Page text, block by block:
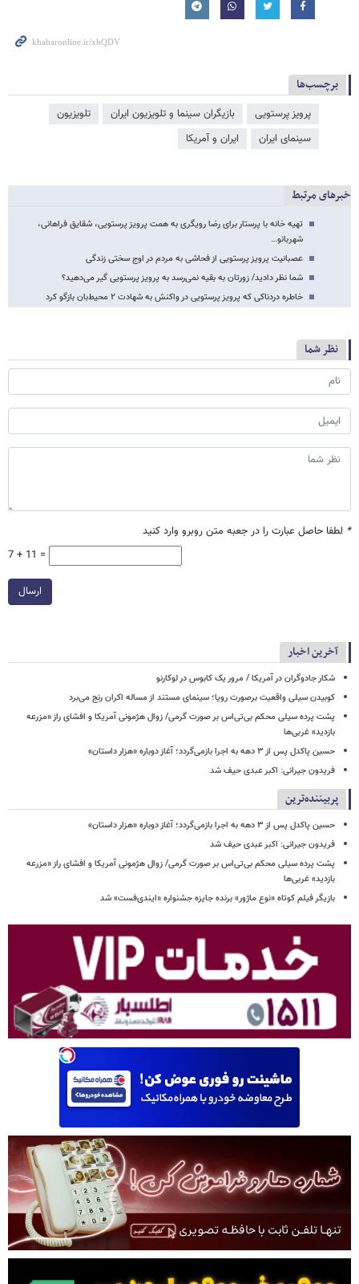
برچسب‌ها
پرویز پرستویی بازیگران سینما و تلویزیون ایران
تلویزیون
سینمای ایران
ایران و آمریکا
خبرهای مرتبط
تهیه خانه با پرستار برای رضا رویگری به همت پرویز پرستویی، شقایق فراهانی،
شهربانو…
عصبانیت پرویز پرستویی از فحاشی به مردم در اوج سختی زندگی
شما نظر دادید/ زورتان به بقیه نمی‌رسد به پرویز پرستویی گیر می‌دهید؟
خاطره دردناکی که پرویز پرستویی در واکنش به شهادت ۲ محیط‌بان بازگو کرد
نظر شما
* لطفا حاصل عبارت را در جعبه متن روبرو وارد کنید
7 + 11 =
ارسال
آخرین اخبار
شکار جادوگران در آمریکا / مرور یک کابوس در لوکارنو
کوبیدن سیلی واقعیت برصورت رویا؛ سینمای مستند از مساله اکران رنج می‌برد
پشت پرده سیلی محکم بی‌تی‌اس بر صورت گرمی/ زوال هژمونی آمریکا و افشای راز «مزرعه
بازدید» غربی‌ها
حسین پاکدل پس از ۳ دهه به اجرا بازمی‌گردد؛ آغاز دوباره «هزار داستان»
فریدون جیرانی: اکبر عبدی حیف شد
پربیننده‌ترین
حسین پاکدل پس از ۳ دهه به اجرا بازمی‌گردد؛ آغاز دوباره «هزار داستان»
فریدون جیرانی: اکبر عبدی حیف شد
پشت پرده سیلی محکم بی‌تی‌اس بر صورت گرمی/ زوال هژمونی آمریکا و افشای راز «مزرعه
بازدید» غربی‌ها
بازیگر فیلم کوتاه «نوع ماژور» برنده جایزه جشنواره «ایندی‌فست» شد